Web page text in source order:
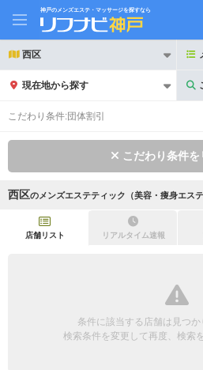
神戸のメンズエステ・マッサージを探すなら
西区
現在地から探す
初回割引あり
こだわり条件:団体割引
こだわり条件を
西区の メンズエステティック（美容・痩身エステ
店舗リスト リアルタイム速報
条件に該当する店舗は見つか
検索条件を変更して再度、検索